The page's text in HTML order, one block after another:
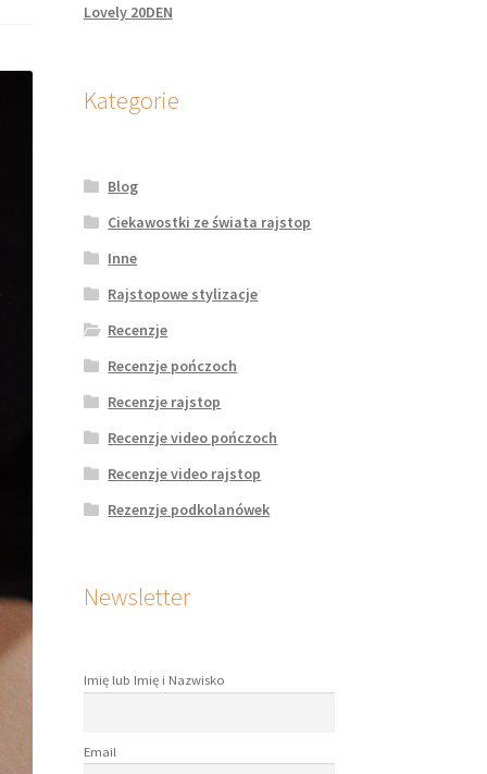
Lovely 20DEN
Kategorie
Blog
Ciekawostki ze świata rajstop
Inne
Rajstopowe stylizacje
Recenzje
Recenzje pończoch
Recenzje rajstop
Recenzje video pończoch
Recenzje video rajstop
Rezenzje podkolanówek
Newsletter
Imię lub Imię i Nazwisko
Email